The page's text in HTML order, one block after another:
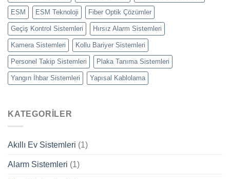
ESM ESM Teknoloji Fiber Optik Çözümler
Geçiş Kontrol Sistemleri Hırsız Alarm Sistemleri
Kamera Sistemleri Kollu Bariyer Sistemleri
Personel Takip Sistemleri Plaka Tanıma Sistemleri
Yangın İhbar Sistemleri Yapısal Kablolama
KATEGORILER
Akıllı Ev Sistemleri (1)
Alarm Sistemleri (1)